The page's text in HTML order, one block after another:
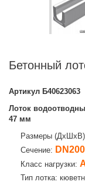
Бетонный
Артикул Б40623063
Лоток
47 мм
Размеры
Сечение: DN200
Класс нагрузки:
Тип лотка: